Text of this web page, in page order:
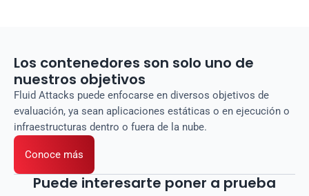
Los contenedores son solo uno de
nuestros objetivos
Fluid Attacks puede enfocarse en diversos objetivos de
evaluación, ya sean aplicaciones estáticas o en ejecución o
infraestructuras dentro o fuera de la nube.
Conoce más
Puede interesarte poner a prueba